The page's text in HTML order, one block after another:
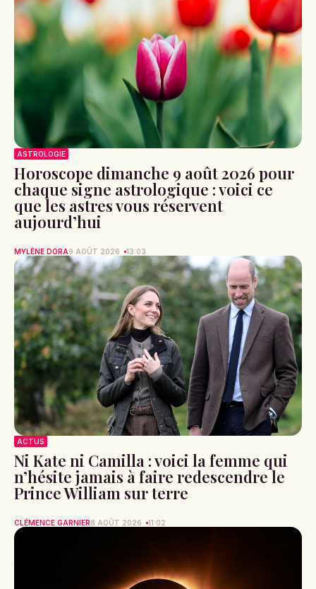
ASTROLOGIE
Horoscope dimanche 9 août 2026 pour
chaque signe astrologique : voici ce
que les astres vous réservent
aujourd’hui
MYLÈNE DORA9 AOÛT 2026 13:03
ACTUS
Ni Kate ni Camilla : voici la femme qui
n’hésite jamais à faire redescendre le
Prince William sur terre
CLÉMENCE GARNIER8 AOÛT 2026 11:02